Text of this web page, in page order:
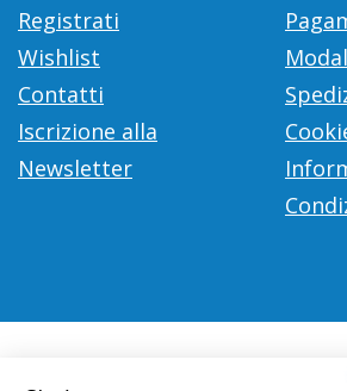
Registrati
Wishlist
Contatti
Iscrizione alla
Newsletter
Farmacia Città D'Europa Dr.